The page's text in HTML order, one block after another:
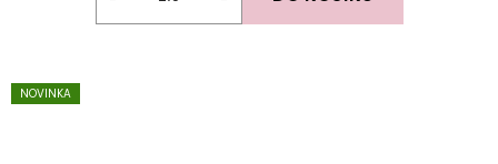
NOVINKA